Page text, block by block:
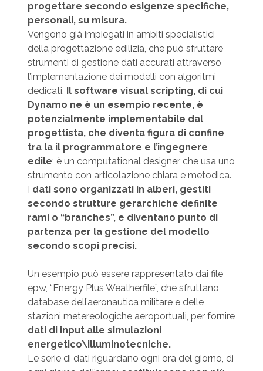
progettare secondo esigenze specifiche,
personali, su misura.
Vengono già impiegati in ambiti specialistici
della progettazione edilizia, che può sfruttare
strumenti di gestione dati accurati attraverso
l’implementazione dei modelli con algoritmi
dedicati. Il software visual scripting, di cui
Dynamo ne è un esempio recente, è
potenzialmente implementabile dal
progettista, che diventa figura di confine
tra la il programmatore e l’ingegnere
edile; è un computational designer che usa uno
strumento con articolazione chiara e metodica.
I dati sono organizzati in alberi, gestiti
secondo strutture gerarchiche definite
rami o “branches”, e diventano punto di
partenza per la gestione del modello
secondo scopi precisi.
Un esempio può essere rappresentato dai file
epw, “Energy Plus Weatherfile”, che sfruttano
database dell’aeronautica militare e delle
stazioni metereologiche aeroportuali, per fornire
dati di input alle simulazioni
energetico\illuminotecniche.
Le serie di dati riguardano ogni ora del giorno, di